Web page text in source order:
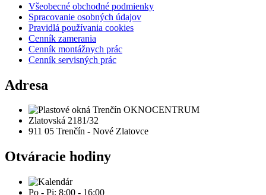
Všeobecné obchodné podmienky
Spracovanie osobných údajov
Pravidlá používania cookies
Cenník zamerania
Cenník montážnych prác
Cenník servisných prác
Adresa
Zlatovská 2181/32
911 05 Trenčín - Nové Zlatovce
Otváracie hodiny
Po - Pi: 8:00 - 16:00